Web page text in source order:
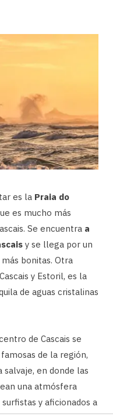
es la Praia do
es mucho más
Se encuentra a
y se llega por un
bonitas. Otra
y Estoril, es la
de aguas cristalinas
de Cascais se
de la región,
salvaje, en donde las
una atmósfera
y aficionados a